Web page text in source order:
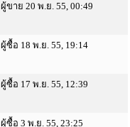
ผู้ขาย 20 พ.ย. 55, 00:49
ผู้ซื้อ 18 พ.ย. 55, 19:14
ผู้ซื้อ 17 พ.ย. 55, 12:39
ผู้ซื้อ 3 พ.ย. 55, 23:25